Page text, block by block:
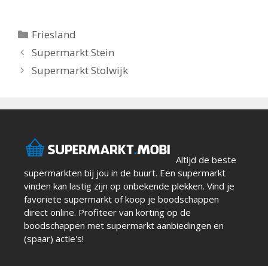
Categorieën
Friesland
Berichtnavigatie
Supermarkt Stein
Supermarkt Stolwijk
Altijd de beste
supermarkten bij jou in de buurt. Een supermarkt
vinden kan lastig zijn op onbekende plekken. Vind je
favoriete supermarkt of koop je boodschappen
direct online. Profiteer van korting op de
boodschappen met supermarkt aanbiedingen en
(spaar) actie's!